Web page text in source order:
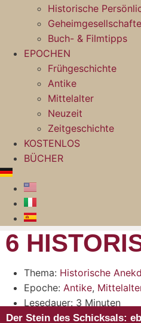
Historische
Buch- & Filmtipps
EPOCHEN
Frühgeschichte
Antike
Mittelalter
Neuzeit
Zeitgeschichte
KOSTENLOS
BÜCHER
6
Thema: Historische
Epoche: Antike,
Lesedauer: 3 Minuten
Der Stein des Schicksals: